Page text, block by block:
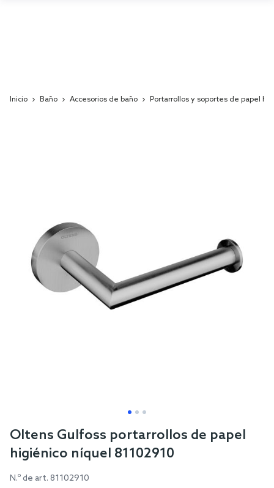
Inicio Baño Accesorios de baño Portarrollos y soportes de papel
images
gallery
Skip
to
the
beginning
Oltens Gulfoss portarrollos de papel
higiénico níquel 81102910
N.º de art. 81102910